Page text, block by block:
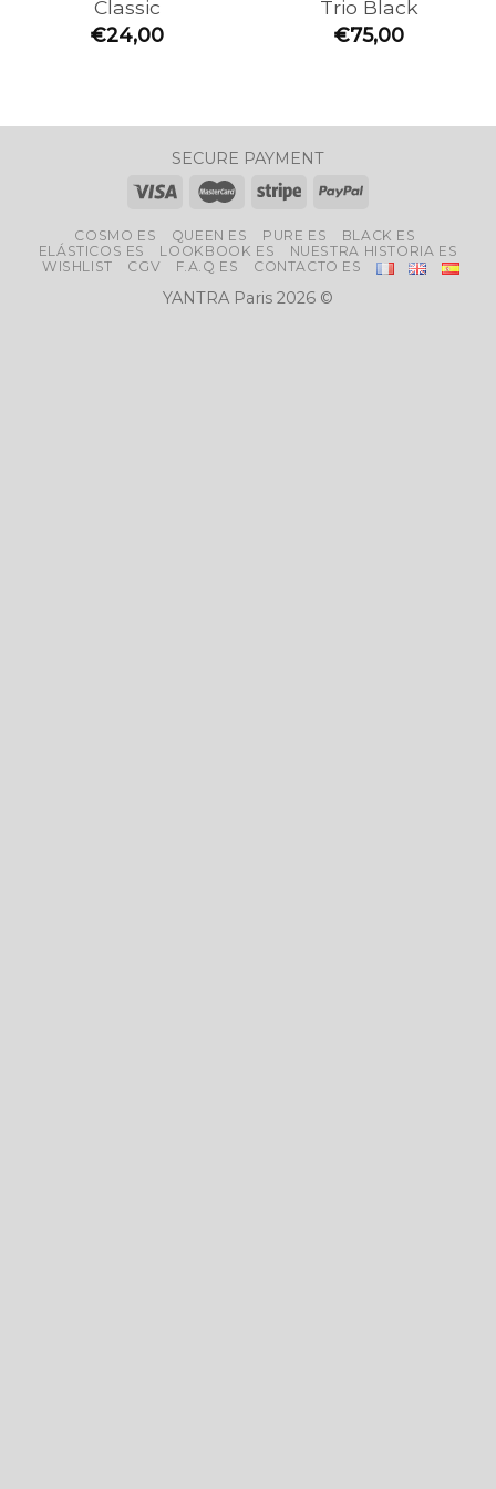
Classic
€24,00
Trio Black
€75,00
SECURE PAYMENT
COSMO ES QUEEN ES PURE ES
BLACK ES
ELÁSTICOS ES
LOOKBOOK ES
NUESTRA HISTORIA ES
WISHLIST
CGV F.A.Q ES CONTACTO ES
YANTRA Paris 2026 ©